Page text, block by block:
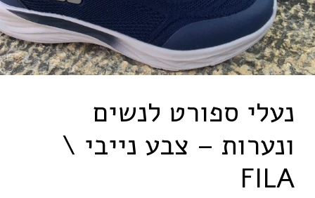
נעלי ספורט לנשים
ונערות – צבע נייבי \
FILA